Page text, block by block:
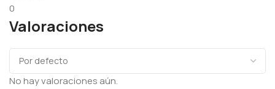
0
Valoraciones
No hay valoraciones aún.